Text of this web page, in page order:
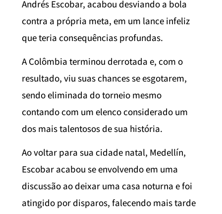
Andrés Escobar, acabou desviando a bola
contra a própria meta, em um lance infeliz
que teria consequências profundas.
A Colômbia terminou derrotada e, com o
resultado, viu suas chances se esgotarem,
sendo eliminada do torneio mesmo
contando com um elenco considerado um
dos mais talentosos de sua história.
Ao voltar para sua cidade natal, Medellín,
Escobar acabou se envolvendo em uma
discussão ao deixar uma casa noturna e foi
atingido por disparos, falecendo mais tarde